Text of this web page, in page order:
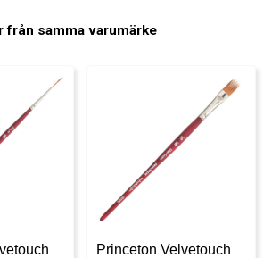
från samma varumärke
Princeton Velvetouch